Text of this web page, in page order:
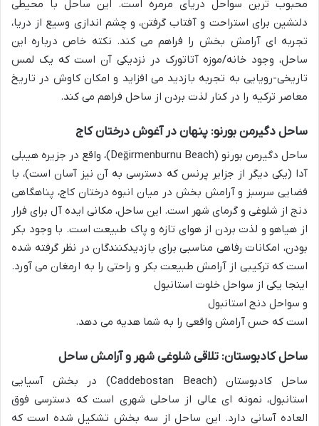
محبوب ترین سواحل دریای مرمره است. این ساحل با محیطی
دلنشین برای استراحت و آفتاب گرفتن، و چشم اندازی وسیع از دریا،
تجربه ای آرامش بخش را فراهم می کند. نکته خاص درباره این
ساحل، وجود خانه/موزه آتاتورک در نزدیکی آن است که یک لمس
تاریخی-رویایی به تجربه بازدید می افزاید و امکان کاوش در تاریخ
معاصر ترکیه را در کنار لذت بردن از ساحل فراهم می کند.
ساحل دگیرمن بورنو: پنهان در آغوش درختان کاج
ساحل دگیرمن بورنو (Değirmenburnu Beach)، واقع در جزیره هیبلی
آدا (یکی دیگر از جزایر پرنس که دسترسی به آن نیز آسان است)، با
فضایی سرسبز و آرامش بخش در میان انبوه درختان کاج، پناهگاهی
دنج از شلوغی و گرمای شهر است. این ساحل، مکانی ایده آل برای فرار
از هیاهو و لذت بردن از هوای تازه و پاک طبیعت است. با وجود بکر
بودن، امکانات رفاهی مناسبی برای بازدیدکنندگان در نظر گرفته شده
است که ترکیبی از آرامش طبیعت بکر و راحتی را به ارمغان می آورد.
اینجا یکی از سواحل خلوت استانبول
و سواحل دنج استانبول
است که حس آرامش واقعی را به شما هدیه می دهد.
ساحل کادبوستان: تلاقی شلوغی شهر و آرامش ساحل
ساحل کادبوستان (Caddebostan Beach) در بخش آسیایی
استانبول، نمونه ای عالی از ساحلی شهری است که دسترسی فوق
العاده آسانی دارد. این ساحل از سه بخش تشکیل شده است که